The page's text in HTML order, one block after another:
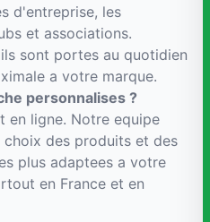
d'entreprise, les
et associations.
sont portes au quotidien
a votre marque.
personnalises ?
en ligne. Notre equipe
des produits et des
plus adaptees a votre
en France et en